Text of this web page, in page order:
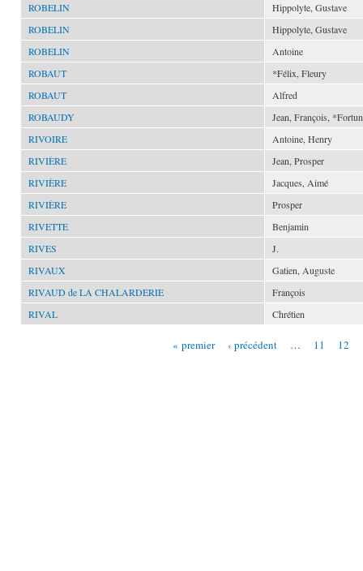
ROBELIN
Hippolyte, Gustave
ROBELIN
Hippolyte, Gustave
ROBELIN
Antoine
ROBAUT
*Félix, Fleury
ROBAUT
Alfred
ROBAUDY
Jean, François,
RIVOIRE
Antoine, Henry
RIVIÈRE
Jean, Prosper
RIVIÈRE
Jacques, Aimé
RIVIÈRE
Prosper
RIVETTE
Benjamin
RIVES
J.
RIVAUX
Gatien, Auguste
RIVAUD de LA CHALARDERIE
François
RIVAL
Chrétien
« premier ‹ précédent … 11 12